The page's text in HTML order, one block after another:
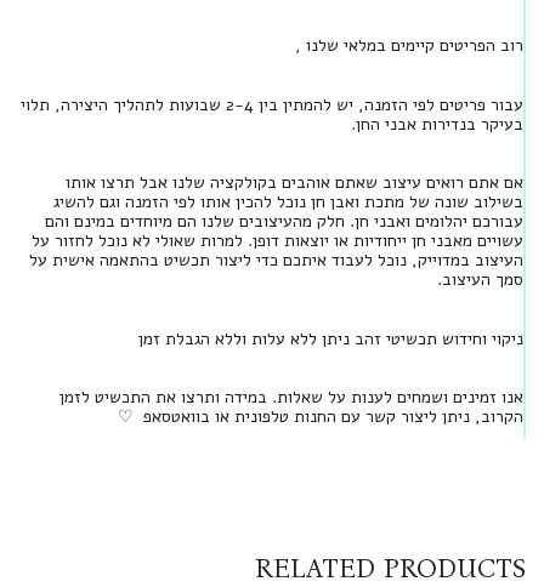
רוב הפריטים קיימים במלאי שלנו ,
עבור פריטים לפי הזמנה, יש להמתין בין 2-4 שבועות לתהליך היצירה, תלוי
בעיקר בנדירות אבני החן.
אם אתם רואים עיצוב שאתם אוהבים בקולקציה שלנו אבל תרצו אותו
בשילוב שונה של מתכת ואבן חן נוכל להכין אותו לפי הזמנה וגם להשיג
עבורכם יהלומים ואבני חן. חלק מהעיצובים שלנו הם מיוחדים במינם והם
עשויים מאבני חן ייחודיות או יוצאות דופן. למרות שאולי לא נוכל לחזור על
העיצוב במדוייק, נוכל לעבוד איתכם כדי ליצור תכשיט בהתאמה אישית על
סמך העיצוב.
ניקוי וחידוש תכשיטי זהב ניתן ללא עלות וללא הגבלת זמן
אנו זמינים ושמחים לענות על שאלות. במידה ותרצו את התכשיט לזמן
הקרוב, ניתן ליצור קשר עם החנות טלפונית או בוואטסאפ ♡
RELATED PRODUCTS